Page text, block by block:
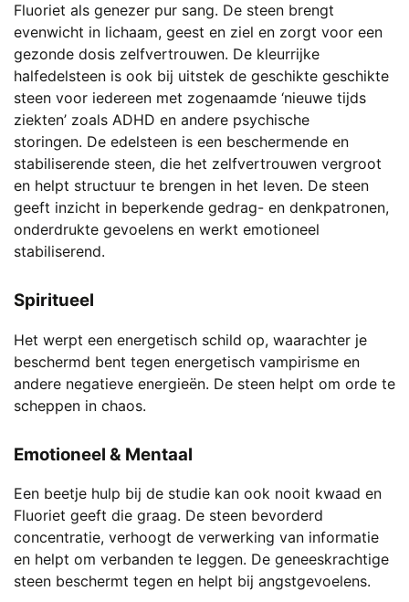
Fluoriet als genezer pur sang. De steen brengt
evenwicht in lichaam, geest en ziel en zorgt voor een
gezonde dosis zelfvertrouwen. De kleurrijke
halfedelsteen is ook bij uitstek de geschikte geschikte
steen voor iedereen met zogenaamde ‘nieuwe tijds
ziekten’ zoals ADHD en andere psychische
storingen. De edelsteen is een beschermende en
stabiliserende steen, die het zelfvertrouwen vergroot
en helpt structuur te brengen in het leven. De steen
geeft inzicht in beperkende gedrag- en denkpatronen,
onderdrukte gevoelens en werkt emotioneel
stabiliserend.
Spiritueel
Het werpt een energetisch schild op, waarachter je
beschermd bent tegen energetisch vampirisme en
andere negatieve energieën. De steen helpt om orde te
scheppen in chaos.
Emotioneel & Mentaal
Een beetje hulp bij de studie kan ook nooit kwaad en
Fluoriet geeft die graag. De steen bevorderd
concentratie, verhoogt de verwerking van informatie
en helpt om verbanden te leggen. De geneeskrachtige
steen beschermt tegen en helpt bij angstgevoelens.